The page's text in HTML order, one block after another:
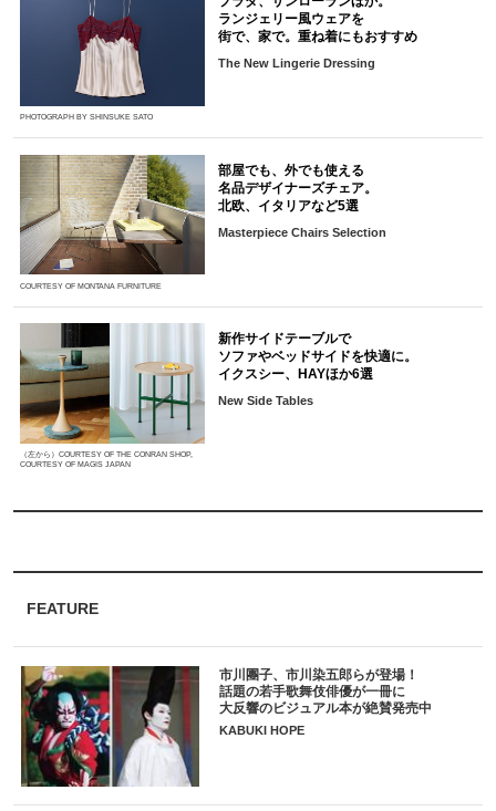
FEATURE
市川團子、市川染五郎らが登場！
話題の若手歌舞伎俳優が一冊に
大反響のビジュアル本が絶賛発売中
KABUKI HOPE
PHOTOGRAPH BY SHINSUKE SATO
ランジェリー風ウェアを
街で、家で。重ね着にもおすすめ
The New Lingerie Dressing
COURTESY OF MONTANA FURNITURE
部屋でも、外でも使える
名品デザイナーズチェア。
北欧、イタリアなど5選
Masterpiece Chairs Selection
（左から）COURTESY OF THE CONRAN SHOP,
COURTESY OF MAGIS JAPAN
新作サイドテーブルで
ソファやベッドサイドを快適に。
イクスシー、HAYほか6選
New Side Tables